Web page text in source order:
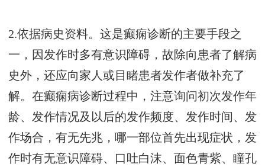
2.依据病史资料。这是癫痫诊断的主要手段之
一，因发作时多有意识障碍，故除向患者了解病
史外，还应向家人或目睹患者发作者做补充了
解。在癫痫病诊断过程中，注意询问初次发作年
龄、发作情况及以后的发作频度、发作时间、发
作场合，有无先兆，哪一部位首先出现症状，发
作时有无意识障碍、口吐白沫、面色青紫、瞳孔